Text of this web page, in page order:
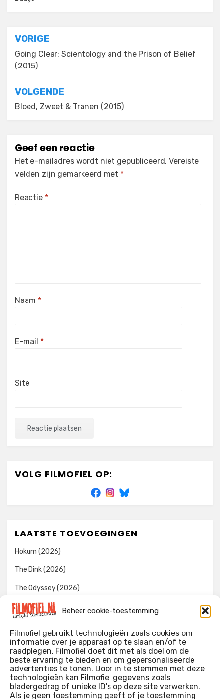
Beheer cookie-toestemming
Filmofiel gebruikt technologieën zoals cookies om
informatie over je apparaat op te slaan en/of te
raadplegen. Filmofiel doet dit met als doel om de
beste ervaring te bieden en om gepersonaliseerde
advertenties te tonen. Door in te stemmen met deze
technologieën kan Filmofiel gegevens zoals
bladergedrag of unieke ID's op deze site verwerken.
Als je geen toestemming geeft of je toestemming
Bericht
navigatie
VORIGE
Going Clear: Scientology and the Prison of Belief
(2015)
VOLGENDE
Bloed, Zweet & Tranen (2015)
Geef een reactie
Het e-mailadres wordt niet gepubliceerd. Vereiste
velden zijn gemarkeerd met *
Reactie *
Naam *
E-mail *
Site
VOLG FILMOFIEL OP:
LAATSTE TOEVOEGINGEN
Hokum (2026)
The Dink (2026)
The Odyssey (2026)
Evil Dead Burn (2026)
WIE IK BEN…?
Ik ben ooit begonnen met m’n recensies omdat ik zoveel
films keek dat ik af en toe niet meer wist welke ik nu wel of